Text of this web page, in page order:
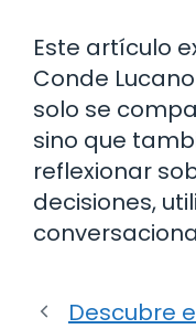
Este artículo
Conde
solo se
sino que
reflexionar
decisiones,
Descubre